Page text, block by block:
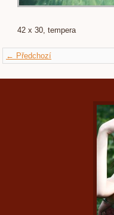
42 x 30, tempera
← Předchozí